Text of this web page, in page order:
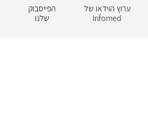
ערוץ הוידאו של
Infomed
הפייסבוק
שלנו